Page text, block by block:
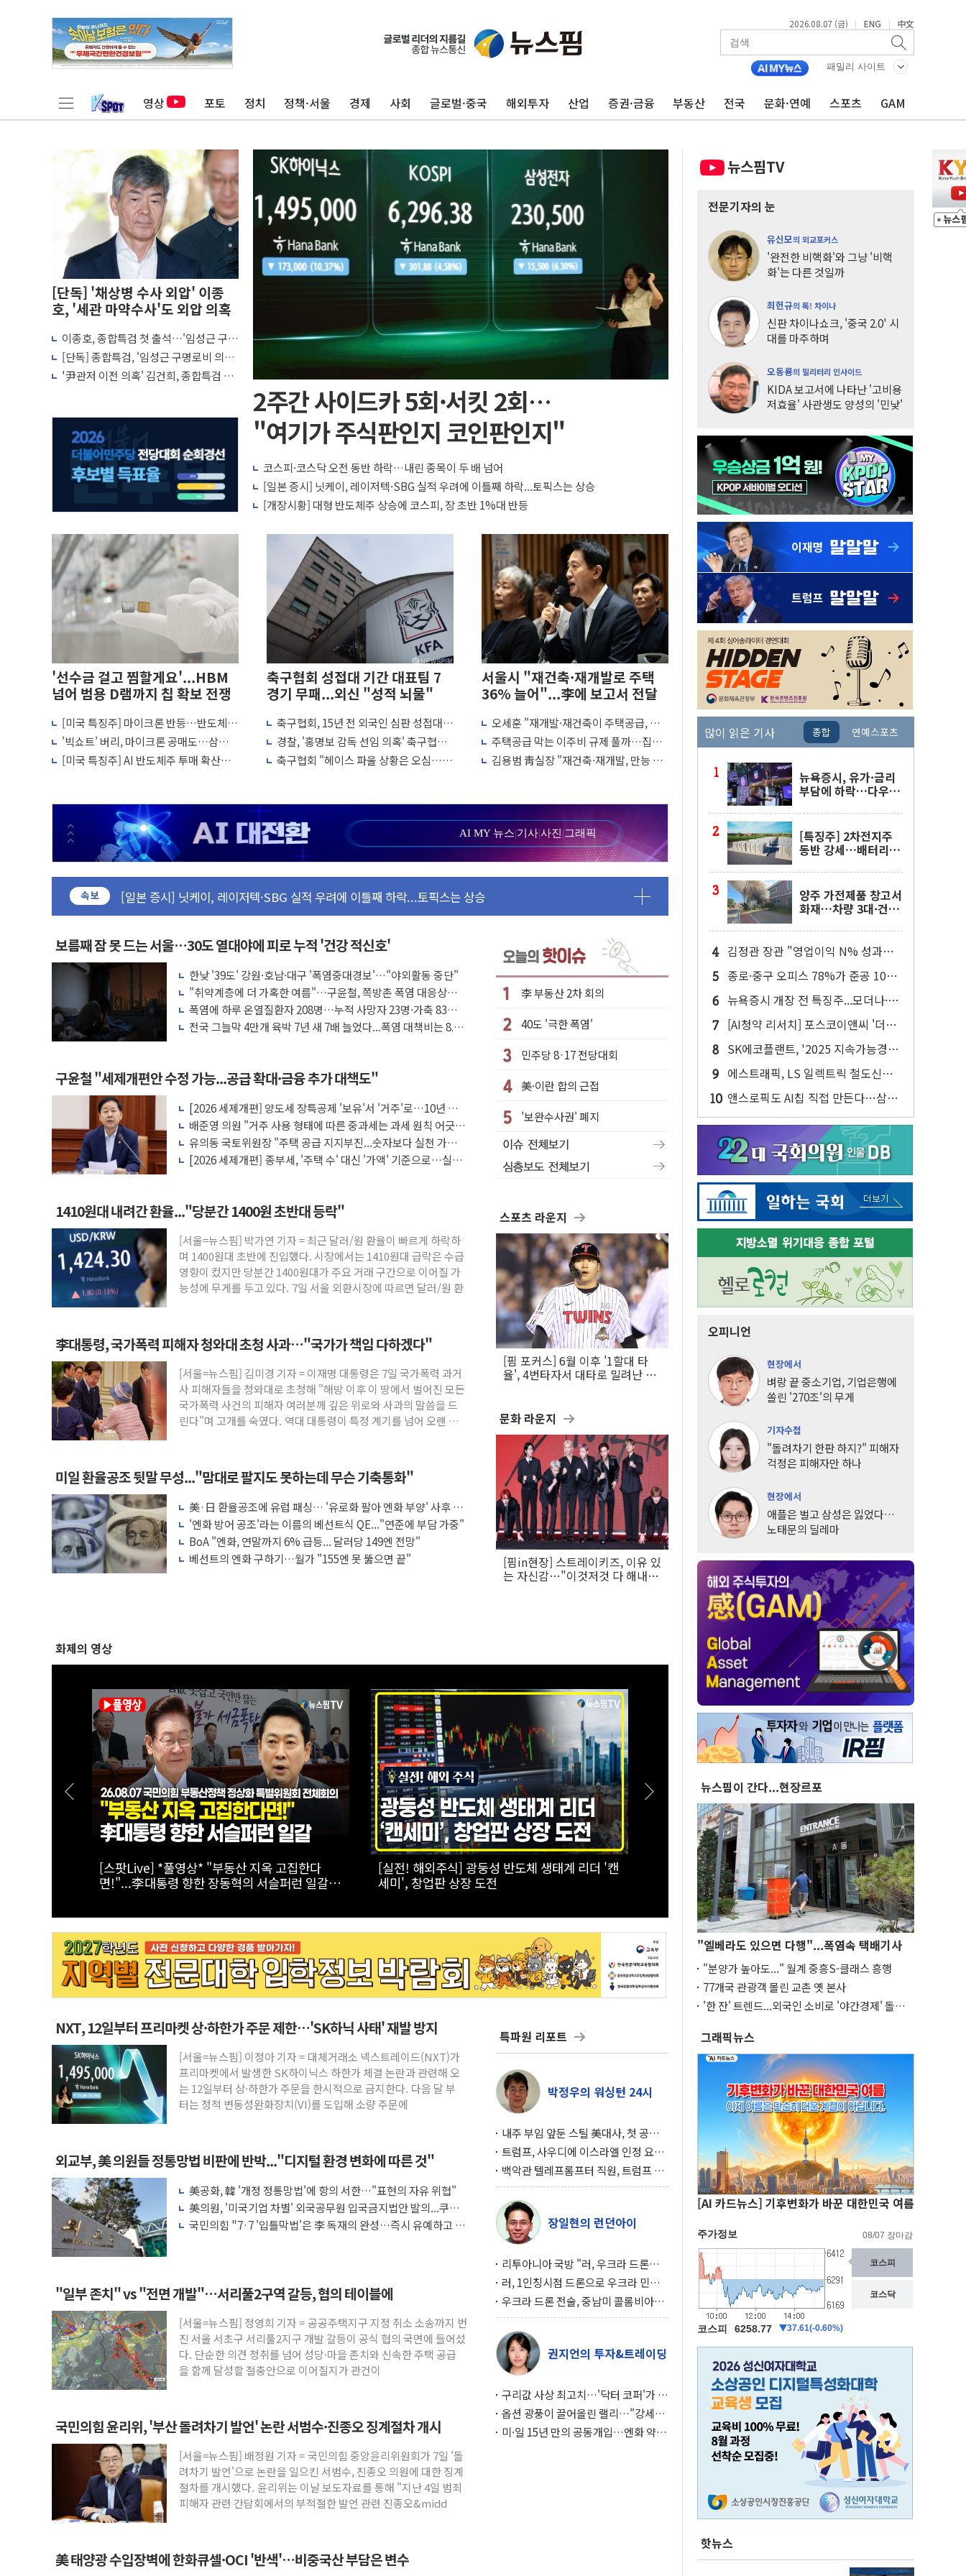
2026.08.07 (금) | ENG | 中文
패밀리 사이트
영상 포토 정치 정책·서울 경제 사회 글로벌·중국 해외투자 산업 증권·금융 부동산 전국 문화·연예 스포츠 GAM
[단독] '채상병 수사 외압' 이종
호, '세관 마약수사'도 외압 의혹
이종호, 종합특검 첫 출석…'임성근 구명
로비' 윗선 수사 참고인
[단독] 종합특검, '임성근 구명로비 의혹'
이종호 30일 첫 소환
'尹관저 이전 의혹' 김건희, 종합특검 출
2주간 사이드카 5회·서킷 2회…
"여기가 주식판인지 코인판인지"
코스피·코스닥 오전 동반 하락…내린 종목이 두 배 넘어
[일본 증시] 닛케이, 레이저텍·SBG 실적 우려에 이틀째 하락...토픽스는 상승
[개장시황] 대형 반도체주 상승에 코스피, 장 초반 1%대 반등
'선수금 걸고 찜할게요'...HBM
넘어 범용 D램까지 칩 확보 전쟁
[미국 특징주] 마이크론 반등…반도체
투자 심리 회복 조짐
'빅쇼트' 버리, 마이크론 공매도…삼성전
자·SK하이닉스 증설 '위험신호'
[미국 특징주] AI 반도체주 투매 확산…
축구협회 성접대 기간 대표팀 7
경기 무패...외신 "성적 뇌물"
축구협회, 15년 전 외국인 심판 성접대
의혹...월드컵·올림픽 예선도 포함
경찰, '홍명보 감독 선임 의혹' 축구협회
압수수색
축구협회 "헤이스 파울 상황은 오심…역
서울시 "재건축·재개발로 주택
36% 늘어"...李에 보고서 전달
오세훈 "재개발·재건축이 주택공급, 대
통령께 전해달라…그린벨트 해제 절대
안돼"
주택공급 막는 이주비 규제 풀까…집값
불안에 정부 '신중 모드'
김용범 靑실장 "재건축·재개발, 만능 아
AI MY 뉴스|기사|사진 |그래픽
속보
코웨이, 2분기 영업익 2532억…신제품 효과에 실적 호조
[마감시황] 코스피, 7주 연속 하락…외국인 매도에 6258.77
안동 송천동 양봉장 화재 야산으로 확산...헬기 3대 투입 진화 중
목동8단지 현설에 대우·DL·GS·현산 참여…'공사비 인상 차단' 조건
호남반도체 산단 하루 65만톤 용수 필요…절반은 하수처리수로 공급한다
[일본 증시] 닛케이, 레이저텍·SBG 실적 우려에 이틀째 하락...토픽스는 상승
[인사] 외교부
외교부, 美 의원들 정통망법 비판에 반박..."디지털 환경 변화에 따른 것"
'세기의 거래', 인도 50조원 규모 라팔 도입 속도...프랑스 인도에 판매 제안서 제출
하나은행, 7일부터 비대면 주담대 신규 취급 중단
공진원, 맨시티 선수단에 한글 디자인 협업 제품 전달
GS25 '소비뇽레몬블랑하이볼', 레드닷 디자인 어워드 수상
李대통령, 국가폭력 피해자 청와대 초청 사과…"국가가 책임 다하겠다"
[기자수첩] ISA 개편, 국장 살리기보다 투자자 설득이 먼저
美 태양광 수입장벽에 한화큐셀·OCI '반색'…비중국산 부담은 변수
두나무, 경찰청 '압수 디지털자산 커스터디' 사업 맡는다
보름째 잠 못 드는 서울…30도 열대야에 피로 누적 '건강 적신호'
한낮 '39도' 강원·호남·대구 '폭염중대경보'…"야외활동 중단"
"취약계층에 더 가혹한 여름"…구윤철, 쪽방촌 폭염 대응상황
점검
폭염에 하루 온열질환자 208명…누적 사망자 23명·가축 83만
마리 폐사
전국 그늘막 4만개 육박 7년 새 7배 늘었다...폭염 대책비는 8.6
구윤철 "세제개편안 수정 가능...공급 확대·금융 추가 대책도"
[2026 세제개편] 양도세 장특공제 '보유'서 '거주'로…10년 살
아야 최대 80%
배준영 의원 "거주 사용 형태에 따른 중과세는 과세 원칙 어긋
나"
유의동 국토위원장 "주택 공급 지지부진...숫자보다 실천 가능한
대책이 중요"
[2026 세제개편] 종부세, '주택 수' 대신 '가액' 기준으로…실거
1410원대 내려간 환율..."당분간 1400원 초반대 등락"
[서울=뉴스핌] 박가연 기자 = 최근 달러/원 환율이 빠르게 하락하
며 1400원대 초반에 진입했다. 시장에서는 1410원대 급락은 수급
영향이 컸지만 당분간 1400원대가 주요 거래 구간으로 이어질 가
능성에 무게를 두고 있다. 7일 서울 외환시장에 따르면 달러/원 환
李대통령, 국가폭력 피해자 청와대 초청 사과…"국가가 책임 다하겠다"
[서울=뉴스핌] 김미경 기자 = 이재명 대통령은 7일 국가폭력 과거
사 피해자들을 청와대로 초청해 "해방 이후 이 땅에서 벌어진 모든
국가폭력 사건의 피해자 여러분께 깊은 위로와 사과의 말씀을 드
린다"며 고개를 숙였다. 역대 대통령이 특정 계기를 넘어 오랜 기
미일 환율공조 뒷말 무성..."맘대로 팔지도 못하는데 무슨 기축통화"
美·日 환율공조에 유럽 패싱… '유로화 팔아 엔화 부양' 사후 통
보만
'엔화 방어 공조'라는 이름의 베선트식 QE..."연준에 부담 가중"
BoA "엔화, 연말까지 6% 급등... 달러당 149엔 전망"
베선트의 엔화 구하기…월가 "155엔 못 뚫으면 끝"
李 부동산 2차 회의
40도 '극한 폭염'
민주당 8·17 전당대회
美·이란 합의 근접
'보완수사권' 폐지
스포츠 라운지
[핌 포커스] 6월 이후 '1할대 타
율', 4번타자서 대타로 밀려난 LG
문화 라운지
[핌in현장] 스트레이키즈, 이유 있
는 자신감…"이것저것 다 해내는
화제의 영상
[스팟Live] 일상에서 장점이 더 돋보이는 '전기
패밀리 SUV' 볼보 EX90
[실전! 해외주식] 극한의 우주 환경을 돌파하는
AADX의 경쟁력
[스팟Live] 李대통령 "국가폭력 피해자, 국가가
치유해야…국가 책임 유효기간 없어"｜
26.08.07 국가폭력 피해자 위로 오찬
NXT, 12일부터 프리마켓 상·하한가 주문 제한…'SK하닉 사태' 재발 방지
[서울=뉴스핌] 이정아 기자 = 대체거래소 넥스트레이드(NXT)가
프리마켓에서 발생한 SK하이닉스 하한가 체결 논란과 관련해 오
는 12일부터 상·하한가 주문을 한시적으로 금지한다. 다음 달 부
터는 정적 변동성완화장치(VI)를 도입해 소량 주문에
외교부, 美 의원들 정통망법 비판에 반박..."디지털 환경 변화에 따른 것"
美공화, 韓 '개정 정통망법'에 항의 서한…"표현의 자유 위협"
美의원, '미국기업 차별' 외국공무원 입국금지법안 발의...쿠팡
언급
국민의힘 "7·7 '입틀막법'은 李 독재의 완성…즉시 유예하고 재
"일부 존치" vs "전면 개발"…서리풀2구역 갈등, 협의 테이블에
[서울=뉴스핌] 정영희 기자 = 공공주택지구 지정 취소 소송까지 번
진 서울 서초구 서리풀2지구 개발 갈등이 공식 협의 국면에 들어섰
다. 단순한 의견 청취를 넘어 성당·마을 존치와 신속한 주택 공급
을 함께 달성할 절충안으로 이어질지가 관건이
국민의힘 윤리위, '부산 돌려차기 발언' 논란 서범수·진종오 징계절차 개시
[서울=뉴스핌] 배정원 기자 = 국민의힘 중앙윤리위원회가 7일 '돌
려차기 발언'으로 논란을 일으킨 서범수, 진종오 의원에 대한 징계
절차를 개시했다. 윤리위는 이날 보도자료를 통해 "지난 4일 범죄
피해자 관련 간담회에서의 부적절한 발언 관련 진종오&midd
美 태양광 수입장벽에 한화큐셀·OCI '반색'…비중국산 부담은 변수
특파원 리포트
박정우의 워싱턴 24시
내주 부임 앞둔 스틸 美대사, 첫 공개
행사서 "한미동맹 강화 최우선 과제"
트럼프, 사우디에 이스라엘 인정 요
구…원자력 협정 서명 하루 만에 좌초
위기
백악관 텔레프롬프터 직원, 트럼프 연
설 미리 보고 베팅 시장서 10만달러 챙
겨
장일현의 런던아이
리투아니아 국방 "러, 우크라 드론으
로 나토 회원국 공격 검토… 거짓 깃발
작전"
러, 1인칭시점 드론으로 우크라 민간
인 '사파리' 공격… 시민들 공포감 극
대화 전략
우크라 드론 전술, 중남미 콜롬비아에
새 안보 위기… 반군·마약카르텔이 습
득해 전투 활용
권지언의 투자&트레이딩
구리값 사상 최고치…'닥터 코퍼'가 말
하는 경기 신호가 달라졌다
옵션 광풍이 끌어올린 랠리…"강세장
이면에 과열 경고등"
미·일 15년 만의 공동개입…엔화 약세
뉴스핌TV
전문기자의 눈
유신모의 외교포커스
'완전한 비핵화'와 그냥 '비핵
화'는 다른 것일까
최헌규의 톡! 차이나
신판 차이나쇼크, '중국 2.0' 시
대를 마주하며
오동룡의 밀리터리 인사이드
KIDA 보고서에 나타난 '고비용
저효율' 사관생도 양성의 '민낯'
많이 읽은 기사 종합 연예스포츠
뉴욕증시, 유가·금리
부담에 하락…다우 5
[특징주] 2차전지주
동반 강세…배터리3
양주 가전제품 창고서
화재…차량 3대·건물
김정관 장관 "영업이익 N% 성과급
반대…상법·자본시장법 개정 논의"
종로·중구 오피스 78%가 준공 10년
이상…리뉴얼이 경쟁력 가른다
뉴욕증시 개장 전 특징주...모더나·아
이온큐·도어대시↑ VS 샌디스크·피
그마·앱러빈↓
[AI청약 리서치] 포스코이앤씨 '더샵
트리센트', 1순위 평균 18대 1 마감
SK에코플랜트, '2025 지속가능경영
보고서' 발간…AI·반도체 성과 집약
에스트래픽, LS 일렉트릭 철도신호
사업 인수 계약
앤스로픽도 AI칩 직접 만든다…삼성
전자 2나노 수주 '촉각'
오피니언
현장에서
벼랑 끝 중소기업, 기업은행에
쏠린 '270조'의 무게
기자수첩
"돌려차기 한판 하지?" 피해자
걱정은 피해자만 하나
현장에서
애플은 벌고 삼성은 잃었다…
노태문의 딜레마
뉴스핌이 간다...현장르포
"엘베라도 있으면 다행"...폭염속 택배기사
"분양가 높아도..." 월계 중흥S-클래스 흥행
77개국 관광객 몰린 교촌 옛 본사
'한 잔' 트렌드...외국인 소비로 '야간경제' 돌파
그래픽뉴스
[AI 카드뉴스] 기후변화가 바꾼 대한민국 여름
핫뉴스